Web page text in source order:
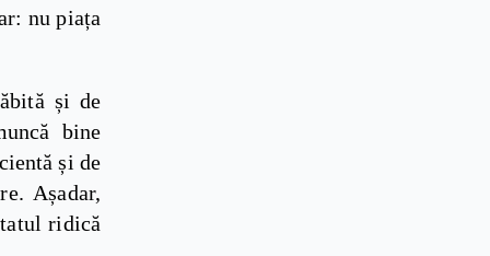
nu piața
și de
bine
și de
Așadar,
ridică